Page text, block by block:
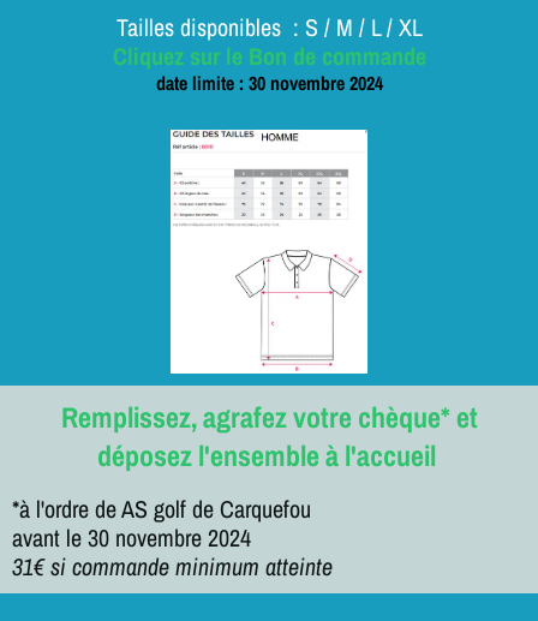
Tailles disponibles : S / M / L / XL
Cliquez sur le Bon de commande
date limite : 30 novembre 2024
Remplissez, agrafez votre chèque* et
déposez l'ensemble à l'accueil
*à l'ordre de AS golf de Carquefou
avant le 30 novembre 2024
31€ si commande minimum atteinte